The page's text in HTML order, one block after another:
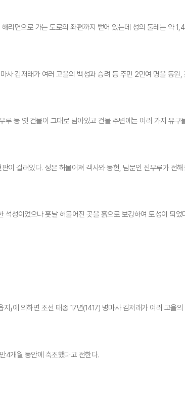
해리면으로 가는 도로의 좌편까지 뻗어 있는데 성의 둘레는 약
사 김저래가 여러 고을의 백성과 승려 등 주민 2만여 명을 동원
루 등 옛 건물이 그대로 남아있고 건물 주변에는 여러 가지 유구
이 걸려있다. 성은 허물어져 객사와 동헌, 남문인 진무루가 전
석성이었으나 훗날 허물어진 곳을 흙으로 보강하여 토성이 되었
지」에 의하면 조선 태종 17년(1417) 병마사 김저래가 여러 고
4개월 동안에 축조했다고 전한다.